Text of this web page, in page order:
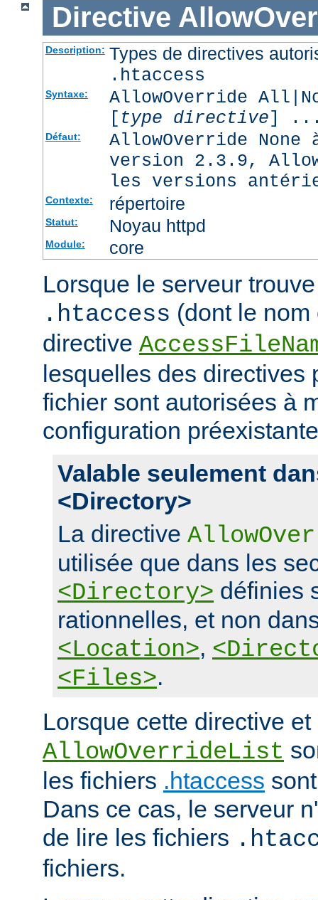
Directive
Description: Types de directives
.htaccess
Syntaxe:
AllowOverride
[ type directive]
Défaut:
AllowOverride
version 2.3.9,
les versions
Contexte: répertoire
Statut: Noyau httpd
Module: core
Lorsque le serveur
.htaccess (dont le
directive
lesquelles des directives
fichier sont autorisées à
configuration
Valable seulement
<Directory>
La directive
utilisée que dans les
<Directory> définies
rationnelles, et non
<Location>,
<Files>.
Lorsque cette directive
AllowOverrideList
les fichiers .htaccess
Dans ce cas, le serveur
de lire les fichiers
fichiers.